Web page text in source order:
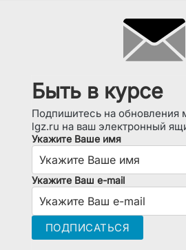
Быть в курсе
Подпишитесь на обновления
lgz.ru на ваш электронный
Укажите Ваше имя
Укажите Ваш e-mail